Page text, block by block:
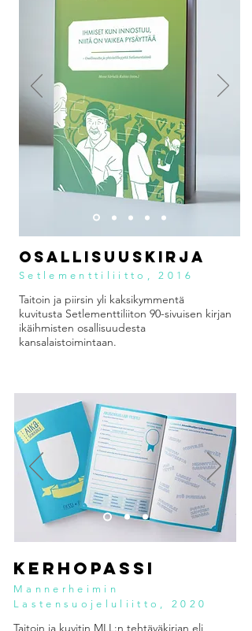
Osallisuuskirja
Setlementtiliitto, 2016
Taitoin ja piirsin yli kaksikymmentä
kuvitusta Setlementtiliiton 90-sivuisen kirjan
ikäihmisten osallisuudesta
kansalaistoimintaan.
KERHOPASSI
Mannerheimin
Lastensuojeluliitto, 2020
Taitoin ja kuvitin MLL:n tehtäväkirjan eli